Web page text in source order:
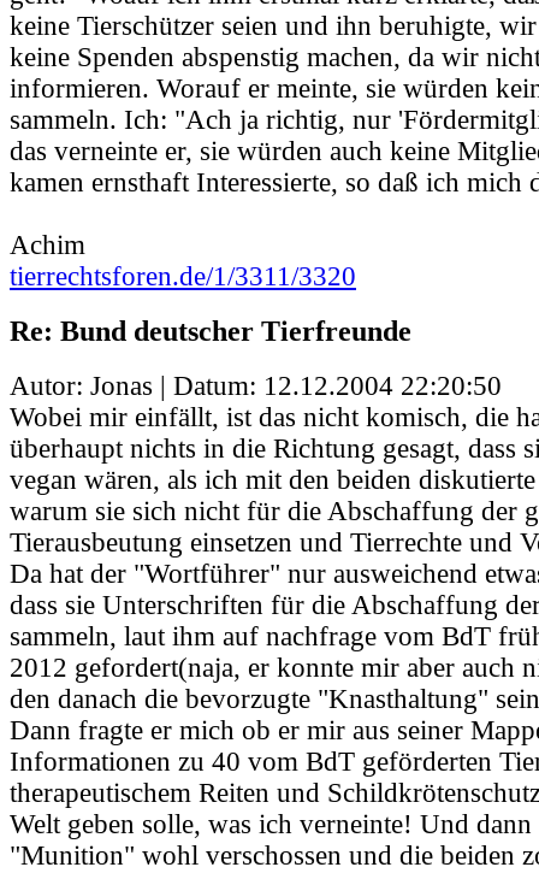
keine Tierschützer seien und ihn beruhigte,
keine Spenden abspenstig machen, da wir
informieren. Worauf er meinte, sie würden
sammeln. Ich: "Ach ja richtig, nur
das verneinte er, sie würden auch keine
kamen ernsthaft Interessierte, so daß ich mich
Achim
tierrechtsforen.de/1/3311/3320
Re: Bund deutscher Tierfreunde
Autor: Jonas | Datum: 12.12.2004 22:20:50
Wobei mir einfällt, ist das nicht komisch, die
überhaupt nichts in die Richtung gesagt, dass
vegan wären, als ich mit den beiden
warum sie sich nicht für die Abschaffung der
Tierausbeutung einsetzen und Tierrechte und
Da hat der "Wortführer" nur ausweichend
dass sie Unterschriften für die Abschaffung
sammeln, laut ihm auf nachfrage vom BdT
2012 gefordert(naja, er konnte mir aber auch
den danach die bevorzugte "Knasthaltung"
Dann fragte er mich ob er mir aus seiner
Informationen zu 40 vom BdT geförderten
therapeutischem Reiten und
Welt geben solle, was ich verneinte! Und dann
"Munition" wohl verschossen und die beiden